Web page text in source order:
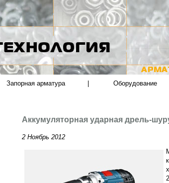
Запорная арматура Оборудование
Аккумуляторная ударная дрель-
2 Ноябрь 2012